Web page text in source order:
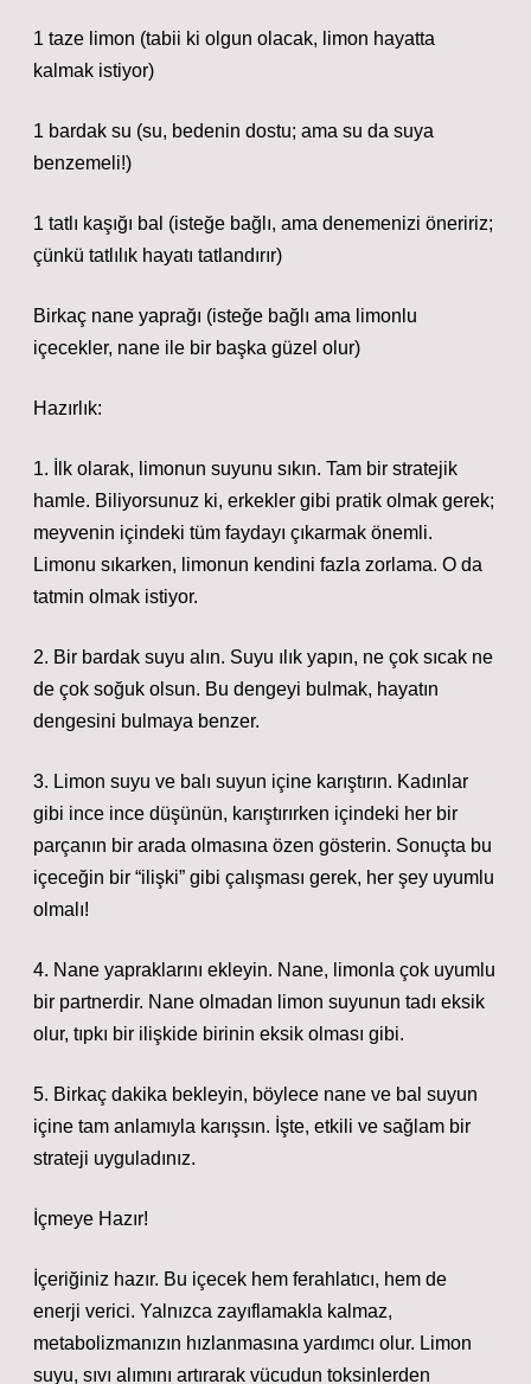
1 taze limon (tabii ki olgun olacak, limon hayatta
kalmak istiyor)
1 bardak su (su, bedenin dostu; ama su da suya
benzemeli!)
1 tatlı kaşığı bal (isteğe bağlı, ama denemenizi öneririz;
çünkü tatlılık hayatı tatlandırır)
Birkaç nane yaprağı (isteğe bağlı ama limonlu
içecekler, nane ile bir başka güzel olur)
Hazırlık:
1. İlk olarak, limonun suyunu sıkın. Tam bir stratejik
hamle. Biliyorsunuz ki, erkekler gibi pratik olmak gerek;
meyvenin içindeki tüm faydayı çıkarmak önemli.
Limonu sıkarken, limonun kendini fazla zorlama. O da
tatmin olmak istiyor.
2. Bir bardak suyu alın. Suyu ılık yapın, ne çok sıcak ne
de çok soğuk olsun. Bu dengeyi bulmak, hayatın
dengesini bulmaya benzer.
3. Limon suyu ve balı suyun içine karıştırın. Kadınlar
gibi ince ince düşünün, karıştırırken içindeki her bir
parçanın bir arada olmasına özen gösterin. Sonuçta bu
içeceğin bir “ilişki” gibi çalışması gerek, her şey uyumlu
olmalı!
4. Nane yapraklarını ekleyin. Nane, limonla çok uyumlu
bir partnerdir. Nane olmadan limon suyunun tadı eksik
olur, tıpkı bir ilişkide birinin eksik olması gibi.
5. Birkaç dakika bekleyin, böylece nane ve bal suyun
içine tam anlamıyla karışsın. İşte, etkili ve sağlam bir
strateji uyguladınız.
İçmeye Hazır!
İçeriğiniz hazır. Bu içecek hem ferahlatıcı, hem de
enerji verici. Yalnızca zayıflamakla kalmaz,
metabolizmanızın hızlanmasına yardımcı olur. Limon
suyu, sıvı alımını artırarak vücudun toksinlerden